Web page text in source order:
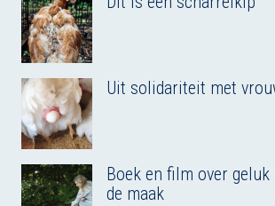
Uit solidariteit met
Boek en film over
de maak